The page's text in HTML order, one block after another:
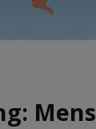
Mens